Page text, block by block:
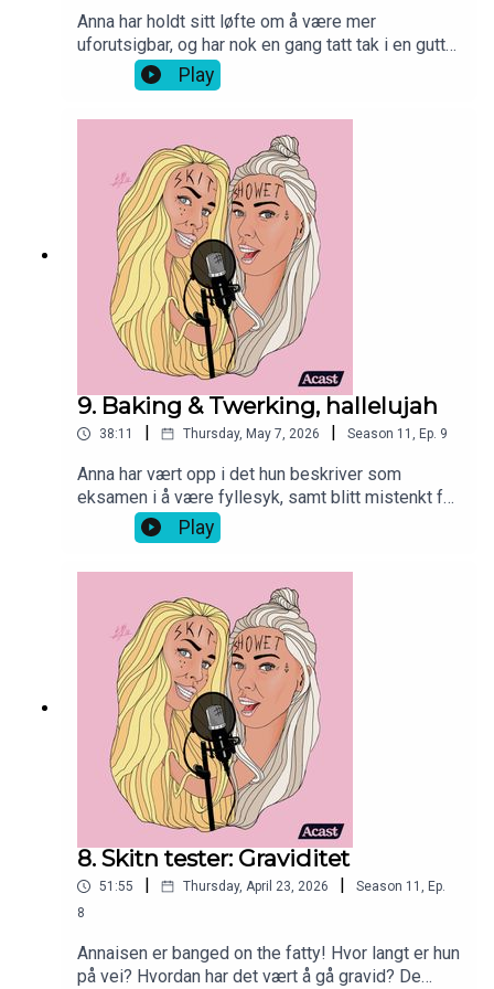
Anna har holdt sitt løfte om å være mer
uforutsigbar, og har nok en gang tatt tak i en gutt
på flyet, samt vært på krigsstien på
treningssenteret. Erica har nådd 3 nye bunnpunkt i
eksamenstiden, som innebærer sjenk og
spilleavhengighet. Jentene svarer på et
lytterspørsmål og må spise sine egne ord fra
tidlig 20-årene.
Play
9. Baking & Twerking, hallelujah
38:11 | Thursday, May 7, 2026 | Season 11 , Ep. 9
Anna har vært opp i det hun beskriver som
eksamen i å være fyllesyk, samt blitt mistenkt for
å ha en ny side-hustle. Erica har lært seg en ny
skill i en ellers travel eksamenstid, samt fått seg
en ny ick på internett. Erica gir også folket
_endelig_ det de vil ha, både med en kommentar
om dagsaktuelle nyheter og et aldri så lite show
on air.
Play
8. Skitn tester: Graviditet
51:55 | Thursday, April 23, 2026 | Season 11 , Ep.
8
Annaisen er banged on the fatty! Hvor langt er hun
på vei? Hvordan har det vært å gå gravid? De